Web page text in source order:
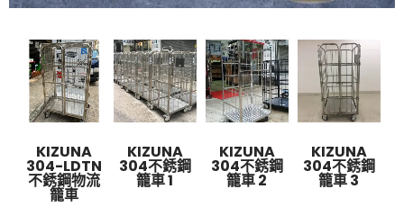
KIZUNA
304-LDTN
不銹鋼物流
籠車
KIZUNA
304不銹鋼
籠車 1
KIZUNA
304不銹鋼
籠車 2
KIZUNA
304不銹鋼
籠車 3